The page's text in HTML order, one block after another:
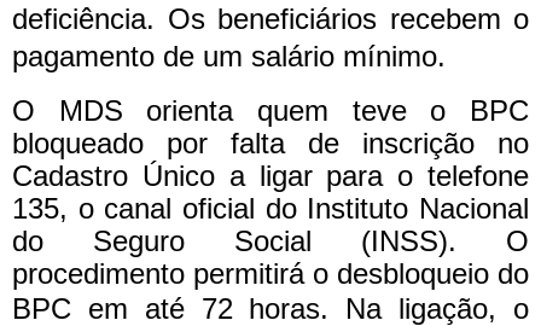
deficiência. Os beneficiários recebem o
pagamento de um salário mínimo.
O MDS orienta quem teve o BPC
bloqueado por falta de inscrição no
Cadastro Único a ligar para o telefone
135, o canal oficial do Instituto Nacional
do Seguro Social (INSS). O
procedimento permitirá o desbloqueio do
BPC em até 72 horas. Na ligação, o